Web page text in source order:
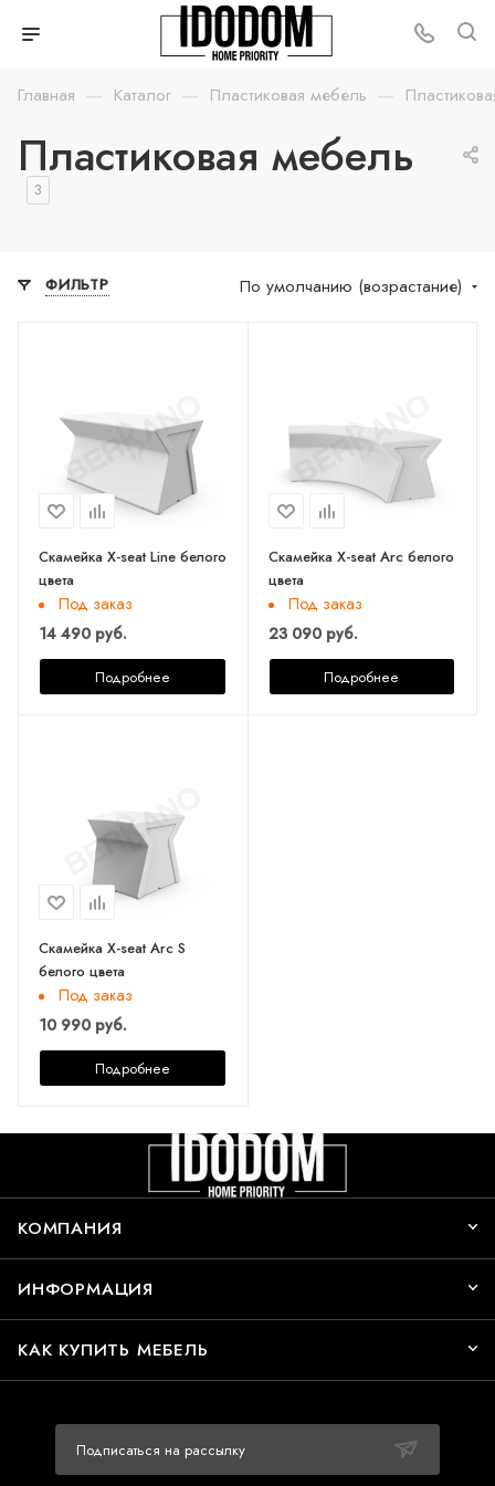
Главная — Каталог — Пластиковая мебель —
Пластиковая мебель
3
ФИЛЬТР По умолчанию (возрастание)
Скамейка X-seat Line белого
цвета
Под заказ
14 490 руб.
Подробнее
Скамейка X-seat Arc белого
цвета
Под заказ
23 090 руб.
Подробнее
Скамейка X-seat Arc S
белого цвета
Под заказ
10 990 руб.
Подробнее
КОМПАНИЯ
ИНФОРМАЦИЯ
КАК КУПИТЬ МЕБЕЛЬ
Подписаться на рассылку